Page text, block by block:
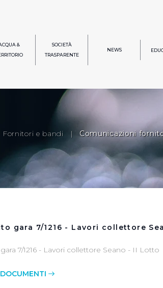
&
SOCIETÀ
TRASPARENTE
NEWS
Fornitori e bandi | Comunicazioni
gara 7/1216 - Lavori collettore
7/1216 - Lavori collettore Seano - II Lotto